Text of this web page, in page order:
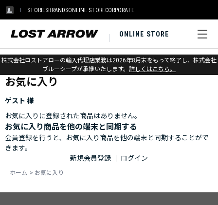
STORIESBRANDSONLINE STORECORPORATE
ONLINE STORE
株式会社ロストアローの輸入代理店業務は2026年8月末をもって終了し、株式会社
ブルーシープが承継いたします。 詳しくはこちら。
ホーム > お気に入り
お気に入り
ゲスト 様
お気に入りに登録された商品はありません。
お気に入り商品を他の端末と同期する
会員登録を行うと、お気に入り商品を他の端末と同期することがで
きます。
新規会員登録
ログイン
ホーム > お気に入り